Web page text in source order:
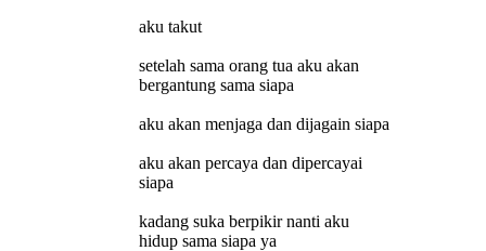
aku takut
setelah sama orang tua aku akan
bergantung sama siapa
aku akan menjaga dan dijagain siapa
aku akan percaya dan dipercayai
siapa
kadang suka berpikir nanti aku
hidup sama siapa ya